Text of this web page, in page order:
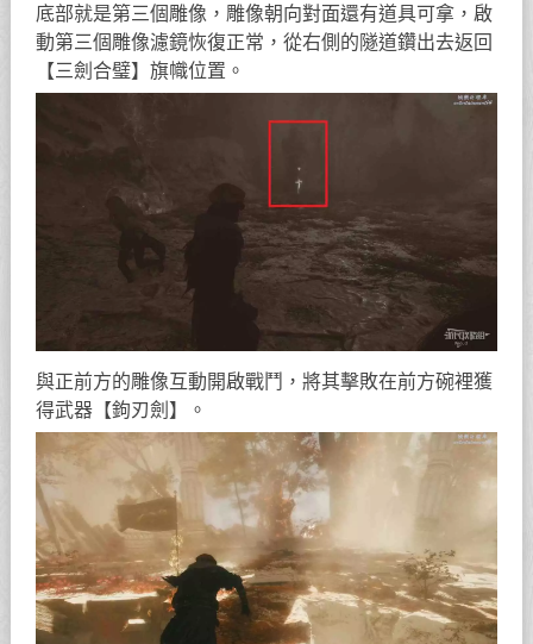
底部就是第三個雕像，雕像朝向對面還有道具可拿，啟
動第三個雕像濾鏡恢復正常，從右側的隧道鑽出去返回
【三劍合璧】旗幟位置。
與正前方的雕像互動開啟戰鬥，將其擊敗在前方碗裡獲
得武器【鉤刃劍】。